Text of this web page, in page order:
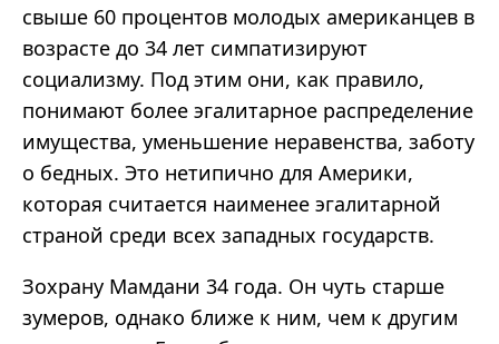
свыше 60 процентов молодых американцев в
возрасте до 34 лет симпатизируют
социализму. Под этим они, как правило,
понимают более эгалитарное распределение
имущества, уменьшение неравенства, заботу
о бедных. Это нетипично для Америки,
которая считается наименее эгалитарной
страной среди всех западных государств.
Зохрану Мамдани 34 года. Он чуть старше
зумеров, однако ближе к ним, чем к другим